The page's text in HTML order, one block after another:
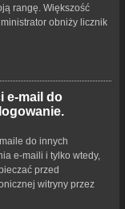
rangę. Większość
obniży licznik
e-mail do
do innych
e-maili i tylko wtedy,
przed
witryny przez